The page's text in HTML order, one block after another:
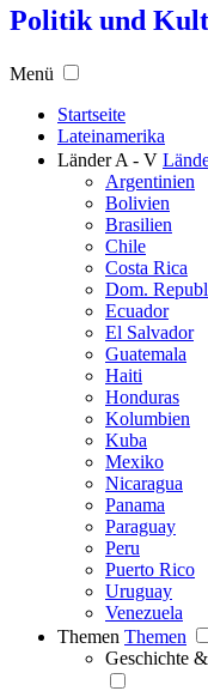
Politik und
Menü
Startseite
Lateinamerika
Länder A - V
Argentinien
Bolivien
Brasilien
Chile
Costa Rica
Dom.
Ecuador
El Salvador
Guatemala
Haiti
Honduras
Kolumbien
Kuba
Mexiko
Nicaragua
Panama
Paraguay
Peru
Puerto Rico
Uruguay
Venezuela
Themen Themen
Geschichte